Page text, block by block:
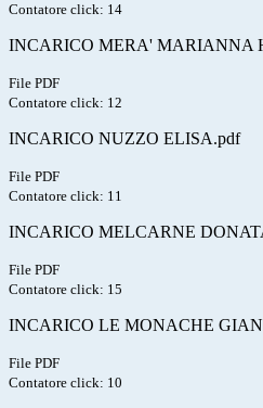
Contatore click: 14
INCARICO MERA' MARIANNA
File PDF
Contatore click: 12
INCARICO NUZZO ELISA.pdf
File PDF
Contatore click: 11
INCARICO MELCARNE
File PDF
Contatore click: 15
INCARICO LE MONACHE
File PDF
Contatore click: 10